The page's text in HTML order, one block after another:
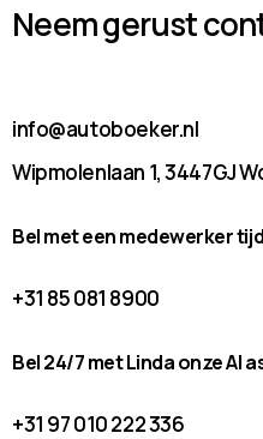
Neem gerust
info@autoboeker.nl
Wipmolenlaan 1, 3447GJ
Bel met een medewerker
+31 85 081 8900
Bel 24/7 met Linda onze AI
+31 97 010 222 336